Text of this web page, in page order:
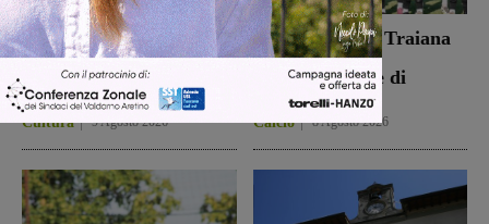
Dal treno all’ospedale, la
vita in “Frammenti”: il
primo libro del
valdarnese Luca Livi
Cultura 9 Agosto 2026
Il Terrranuova Traiana
battuto 3-1
nell’amichevole di
Grosseto
Calcio 8 Agosto 2026